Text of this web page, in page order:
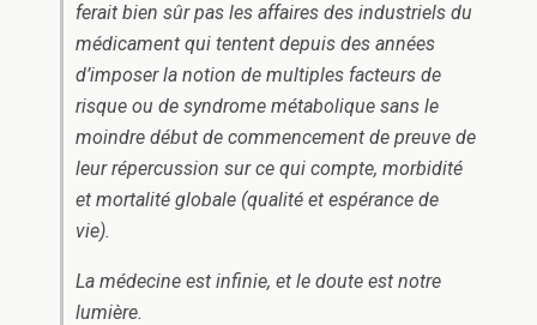
ferait bien sûr pas les affaires des industriels du
médicament qui tentent depuis des années
d’imposer la notion de multiples facteurs de
risque ou de syndrome métabolique sans le
moindre début de commencement de preuve de
leur répercussion sur ce qui compte, morbidité
et mortalité globale (qualité et espérance de
vie).
La médecine est infinie, et le doute est notre
lumière.